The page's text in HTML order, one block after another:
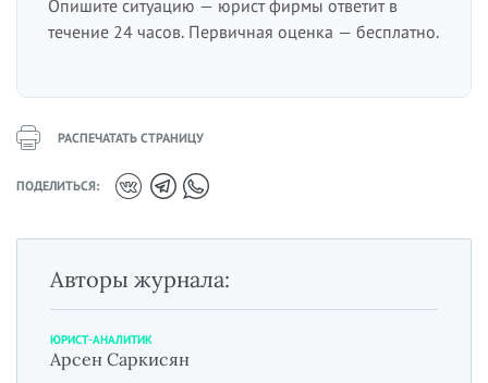
Опишите ситуацию — юрист фирмы ответит в
течение 24 часов. Первичная оценка — бесплатно.
РАСПЕЧАТАТЬ СТРАНИЦУ
ПОДЕЛИТЬСЯ:
Авторы журнала:
ЮРИСТ-АНАЛИТИК
Арсен Саркисян